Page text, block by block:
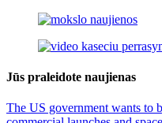
Jūs praleidote naujienas
The US government wants to